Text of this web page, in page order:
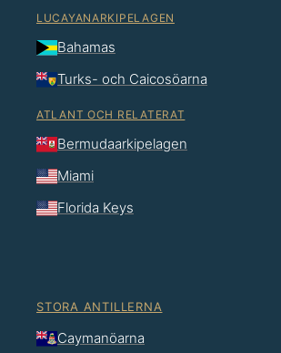
LUCAYANARKIPELAGEN
Bahamas
Turks- och Caicosöarna
ATLANT OCH RELATERAT
Bermudaarkipelagen
Miami
Florida Keys
STORA ANTILLERNA
Caymanöarna